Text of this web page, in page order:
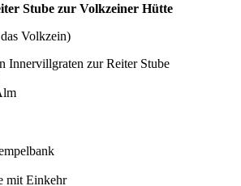
Stube zur Volkzeiner Hütte
Volkzein)
Innervillgraten zur Reiter Stube
mit Einkehr